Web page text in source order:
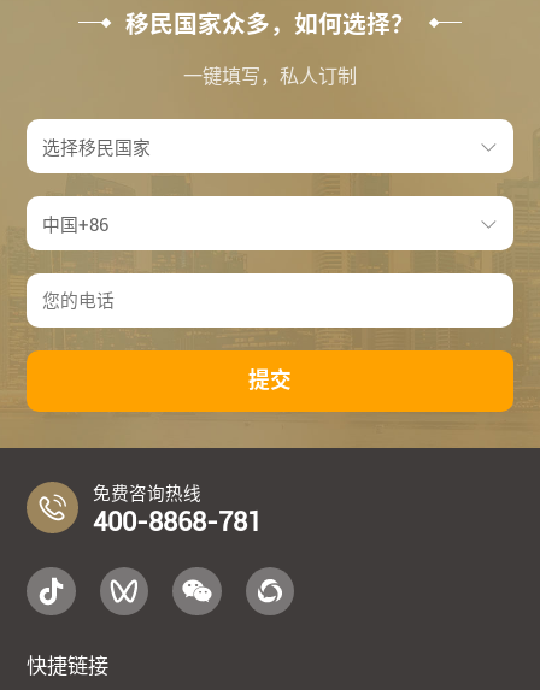
移民国家众多，如何选择？
一键填写，私人订制
提交
免费咨询热线
400-8868-781
快捷链接